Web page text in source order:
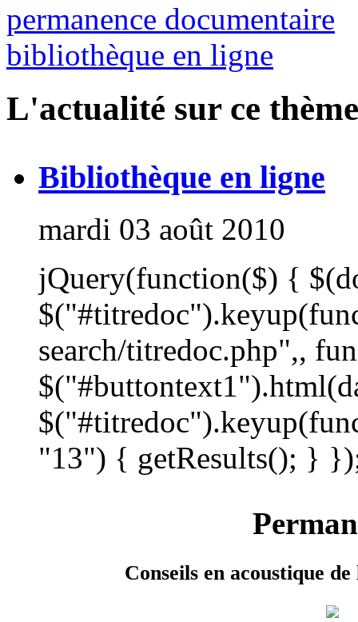
permanence documentaire
bibliothèque en ligne
L'actualité sur ce
Bibliothèque en ligne
mardi 03 août 2010
jQuery(function($) {
search/titredoc.php",,
"13") { getResults(); }
Conseils en acoustique